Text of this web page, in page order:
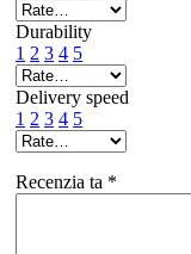
Durability
1 2 3 4 5
Delivery speed
1 2 3 4 5
Recenzia ta *